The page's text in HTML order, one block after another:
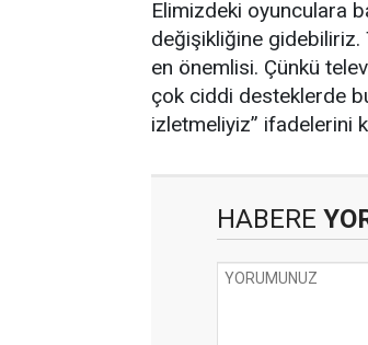
Elimizdeki oyunculara
değişikliğine gidebiliriz.
en önemlisi. Çünkü
çok ciddi desteklerde
izletmeliyiz” ifadelerini
HABERE